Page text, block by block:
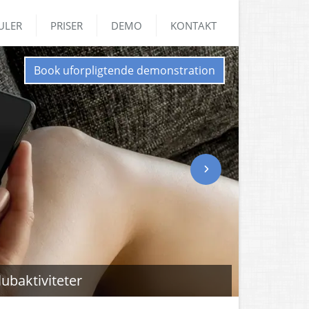
PRISER DEMO KONTAKT
Næste
Book uforpligtende demonstration